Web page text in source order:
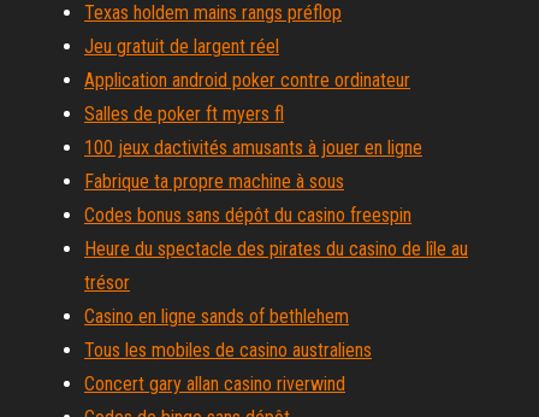
Texas holdem mains rangs préflop
Jeu gratuit de largent réel
Application android poker contre ordinateur
Salles de poker ft myers fl
100 jeux dactivités amusants à jouer en ligne
Fabrique ta propre machine à sous
Codes bonus sans dépôt du casino freespin
Heure du spectacle des pirates du casino de lîle au
trésor
Casino en ligne sands of bethlehem
Tous les mobiles de casino australiens
Concert gary allan casino riverwind